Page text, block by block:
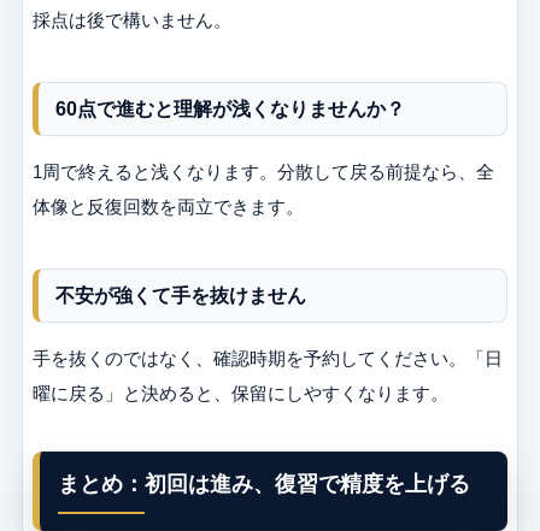
採点は後で構いません。
60点で進むと理解が浅くなりませんか？
1周で終えると浅くなります。分散して戻る前提なら、全
体像と反復回数を両立できます。
不安が強くて手を抜けません
手を抜くのではなく、確認時期を予約してください。「日
曜に戻る」と決めると、保留にしやすくなります。
まとめ：初回は進み、復習で精度を上げる